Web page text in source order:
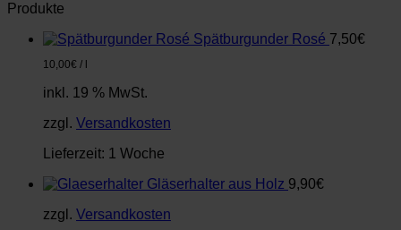
Produkte
Spätburgunder Rosé 7,50€
10,00€ /
inkl. 19 % MwSt.
zzgl. Versandkosten
Lieferzeit: 1 Woche
Gläserhalter aus Holz 9,90€
zzgl. Versandkosten